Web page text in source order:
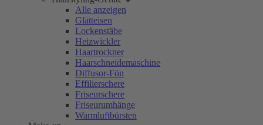
Alle anzeigen
Glätteisen
Lockenstäbe
Heizwickler
Haartrockner
Haarschneidemaschine
Diffusor-Fön
Effilierschere
Friseurschere
Friseurumhänge
Warmluftbürsten